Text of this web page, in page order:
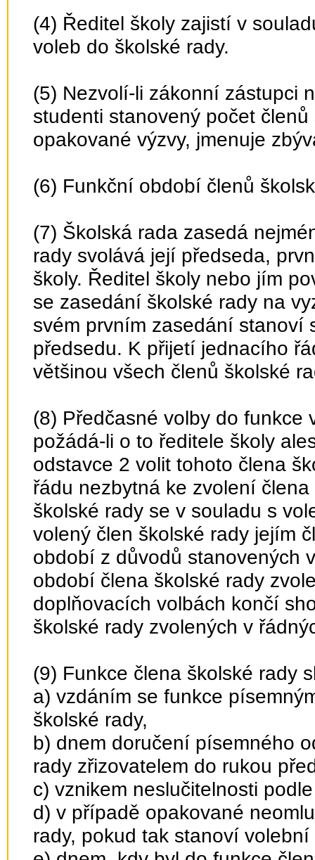
(4) Ředitel školy zajistí v
voleb do školské rady.
(5) Nezvolí-li zákonní zástupci
studenti stanovený počet
opakované výzvy, jmenuje
(6) Funkční období členů
(7) Školská rada zasedá
rady svolává její předseda,
školy. Ředitel školy nebo jím
se zasedání školské rady na
svém prvním zasedání stanoví
předsedu. K přijetí jednacího
většinou všech členů školské
(8) Předčasné volby do funkce
požádá-li o to ředitele školy
odstavce 2 volit tohoto člena
řádu nezbytná ke zvolení
školské rady se v souladu s
volený člen školské rady jejím
období z důvodů stanovených
období člena školské rady
doplňovacích volbách končí
školské rady zvolených v
(9) Funkce člena školské rady
a) vzdáním se funkce
školské rady,
b) dnem doručení písemného
rady zřizovatelem do rukou
c) vznikem neslučitelnosti
d) v případě opakované
rady, pokud tak stanoví